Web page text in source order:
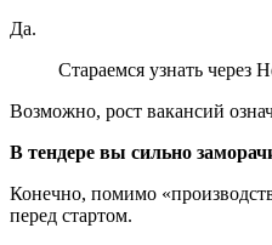
Да.
Стараемся узнать через
Возможно, рост вакансий
В тендере вы сильно
Конечно, помимо
перед стартом.